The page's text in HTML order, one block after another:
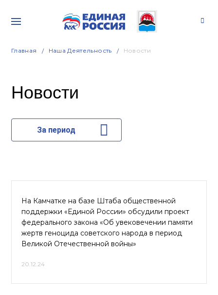
Главная Наша Деятельность Новости
Новости
За период
На Камчатке на базе Штаба общественной
поддержки «Единой России» обсудили проект
федерального закона «Об увековечении памяти
жертв геноцида советского народа в период
Великой Отечественной войны»
20.12.24